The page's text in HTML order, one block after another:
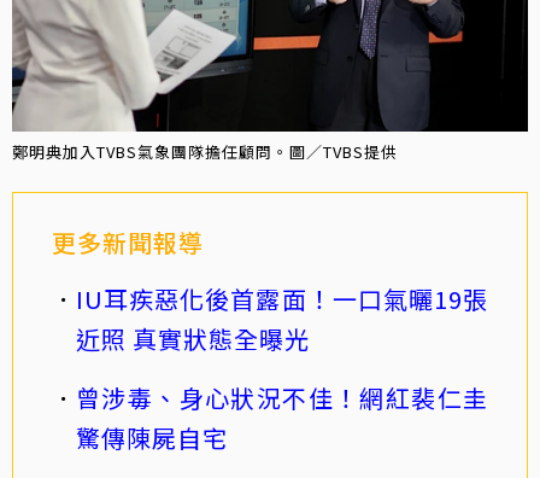
鄭明典加入TVBS氣象團隊擔任顧問。圖／TVBS提供
更多新聞報導
IU耳疾惡化後首露面！一口氣曬19張
近照 真實狀態全曝光
曾涉毒、身心狀況不佳！網紅裴仁圭
驚傳陳屍自宅